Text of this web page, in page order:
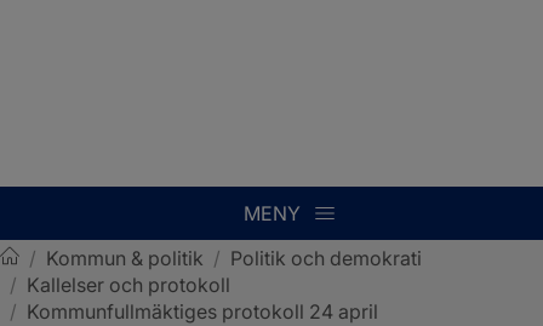
MENY
Sotenäs kommun
/ Kommun & politik / Politik och demokrati
/ Kallelser och protokoll
/ Kommunfullmäktiges protokoll 24 april